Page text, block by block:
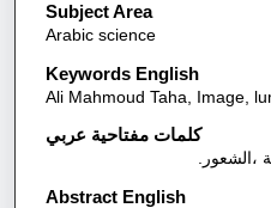
Subject Area
Arabic science
Keywords English
Ali Mahmoud Taha, Image,
كلمات مفتاحية عربي
،الشعور.
Abstract English